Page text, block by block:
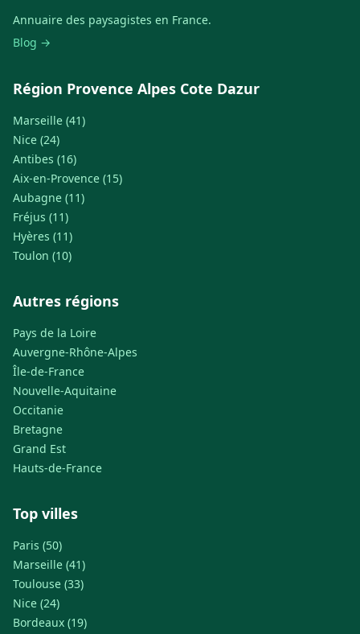
Annuaire des paysagistes en France.
Blog →
Région Provence Alpes Cote Dazur
Marseille (41)
Nice (24)
Antibes (16)
Aix-en-Provence (15)
Aubagne (11)
Fréjus (11)
Hyères (11)
Toulon (10)
Autres régions
Pays de la Loire
Auvergne-Rhône-Alpes
Île-de-France
Nouvelle-Aquitaine
Occitanie
Bretagne
Grand Est
Hauts-de-France
Top villes
Paris (50)
Marseille (41)
Toulouse (33)
Nice (24)
Bordeaux (19)